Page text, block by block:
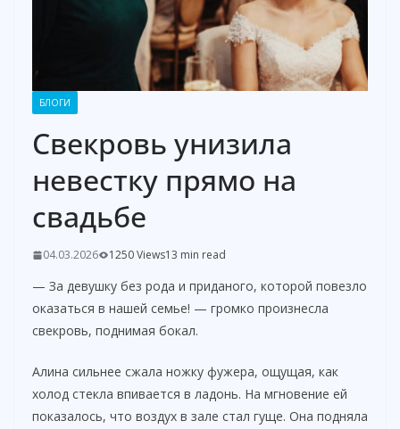
БЛОГИ
Свекровь унизила
невестку прямо на
свадьбе
04.03.2026 1250 Views13 min read
— За девушку без рода и приданого, которой повезло
оказаться в нашей семье! — громко произнесла
свекровь, поднимая бокал.
Алина сильнее сжала ножку фужера, ощущая, как
холод стекла впивается в ладонь. На мгновение ей
показалось, что воздух в зале стал гуще. Она подняла